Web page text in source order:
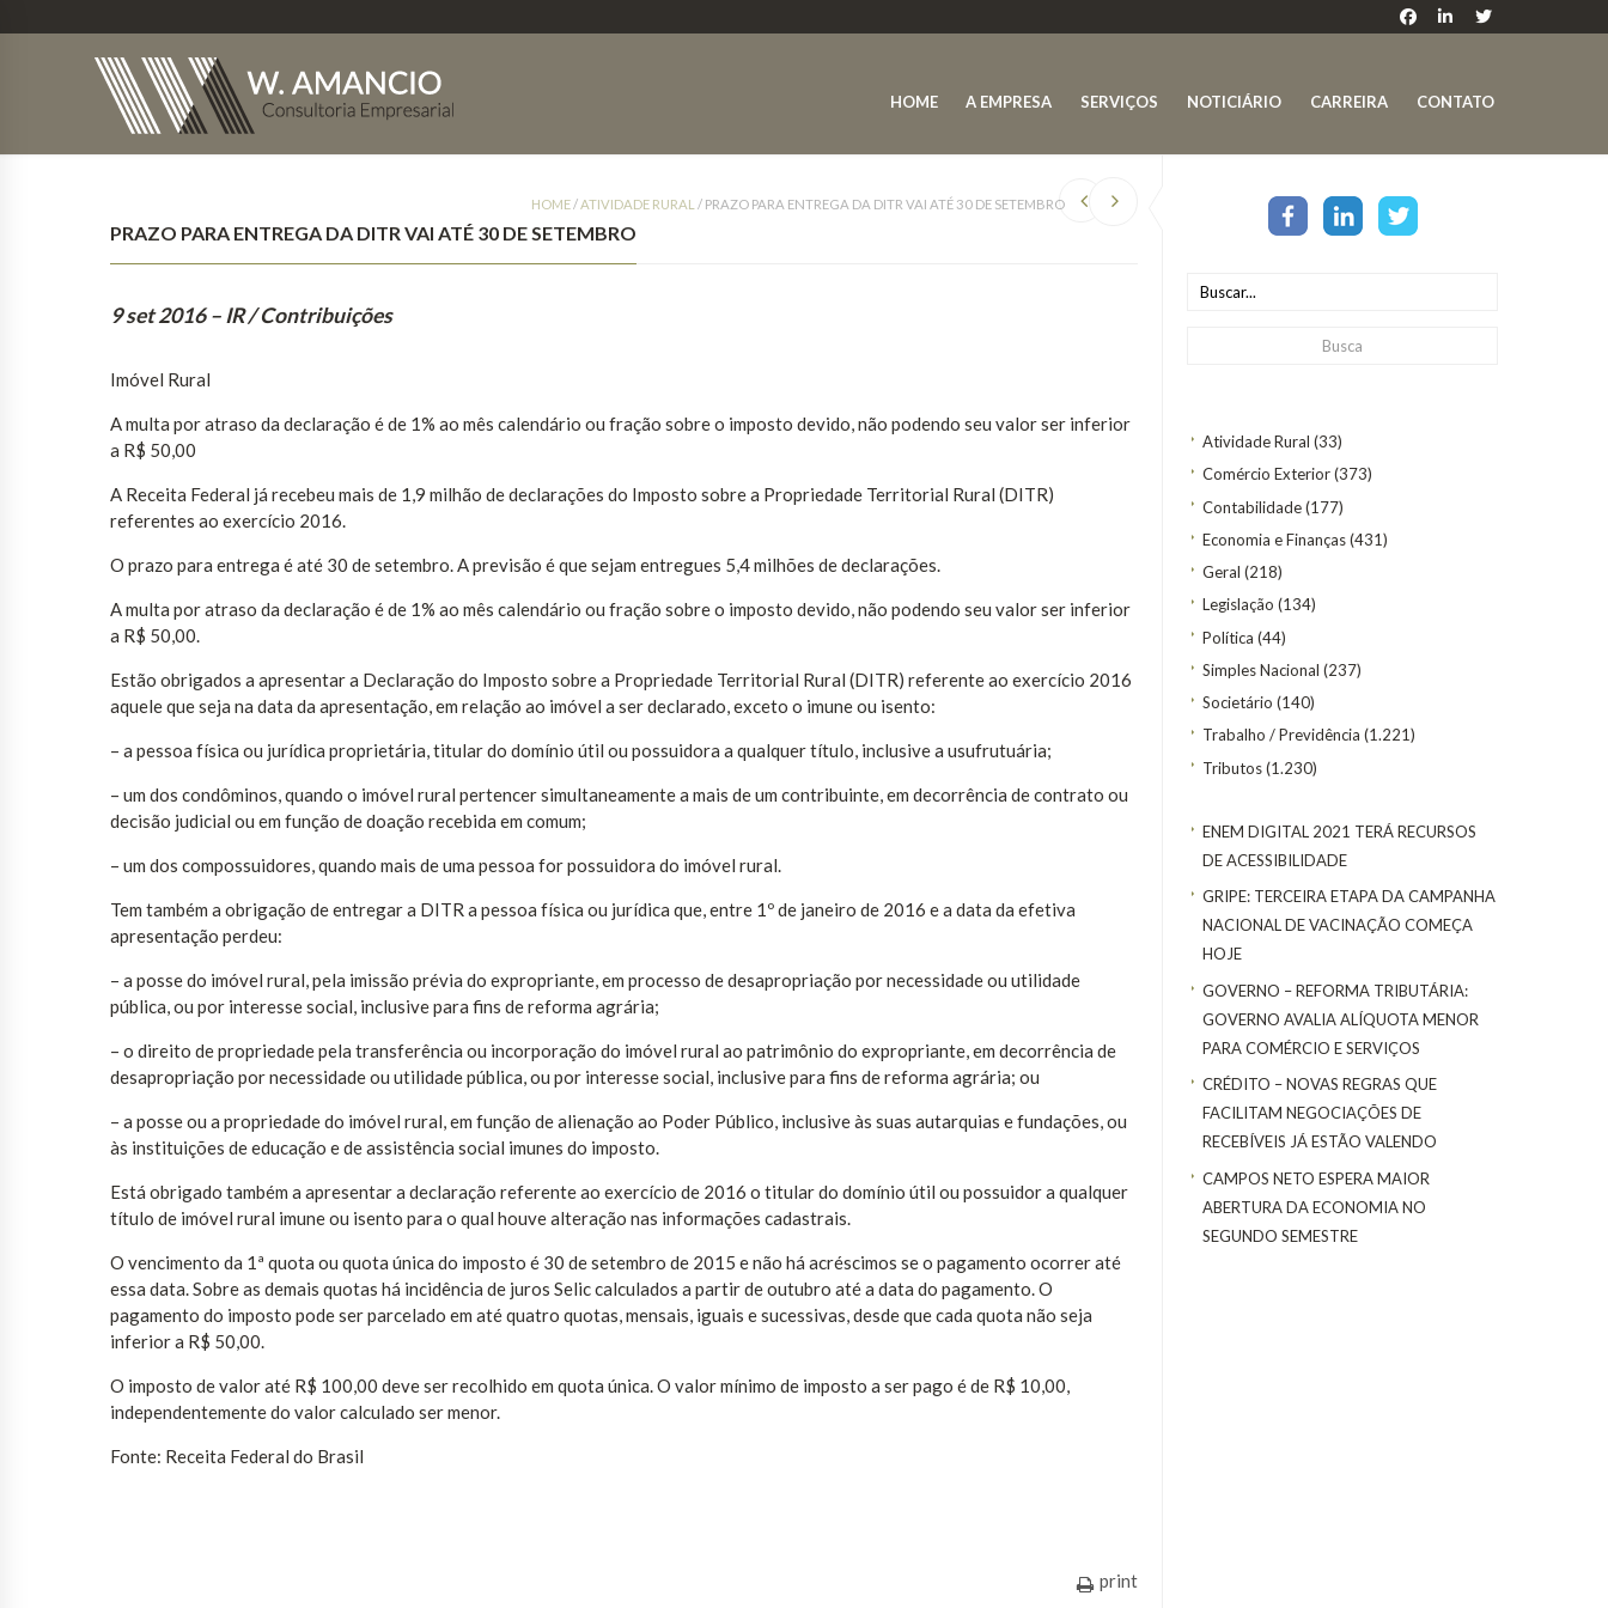
HOME A EMPRESA SERVIÇOS NOTICIÁRIO CARREIRA CONTATO
Atividade Rural (33)
Comércio Exterior(373)
Contabilidade(177)
Economia e Finanças(431)
Geral (218)
Legislação (134)
Política (44)
Simples Nacional (237)
Societário (140)
Trabalho / Previdência (1.221)
Tributos(1.230)
ENEM DIGITAL 2021 TERÁ RECURSOS
DE ACESSIBILIDADE
GRIPE: TERCEIRA ETAPA DA CAMPANHA
NACIONAL DE VACINAÇÃO COMEÇA
HOJE
GOVERNO – REFORMA TRIBUTÁRIA:
GOVERNO AVALIA ALÍQUOTA MENOR
PARA COMÉRCIO E SERVIÇOS
CRÉDITO – NOVAS REGRAS QUE
FACILITAM NEGOCIAÇÕES DE
RECEBÍVEIS JÁ ESTÃO VALENDO
CAMPOS NETO ESPERA MAIOR
ABERTURA DA ECONOMIA NO
SEGUNDO SEMESTRE
HOME/ATIVIDADE RURAL / PRAZO PARA ENTREGA DA DITR VAI ATÉ 30 DE SETEMBRO
PRAZO PARA ENTREGA DA DITR VAI ATÉ 30 DE SETEMBRO
9 set 2016 – IR / Contribuições
Imóvel Rural
A multa por atraso da declaração é de 1% ao mês calendário ou fração sobre o imposto devido, não podendo seu valor ser inferior
a R$ 50,00
A Receita Federal já recebeu mais de 1,9 milhão de declarações do Imposto sobre a Propriedade Territorial Rural (DITR)
referentes ao exercício 2016.
O prazo para entrega é até 30 de setembro. A previsão é que sejam entregues 5,4 milhões de declarações.
A multa por atraso da declaração é de 1% ao mês calendário ou fração sobre o imposto devido, não podendo seu valor ser inferior
a R$ 50,00.
Estão obrigados a apresentar a Declaração do Imposto sobre a Propriedade Territorial Rural (DITR) referente ao exercício 2016
aquele que seja na data da apresentação, em relação ao imóvel a ser declarado, exceto o imune ou isento:
– a pessoa física ou jurídica proprietária, titular do domínio útil ou possuidora a qualquer título, inclusive a usufrutuária;
– um dos condôminos, quando o imóvel rural pertencer simultaneamente a mais de um contribuinte, em decorrência de contrato ou
decisão judicial ou em função de doação recebida em comum;
– um dos compossuidores, quando mais de uma pessoa for possuidora do imóvel rural.
Tem também a obrigação de entregar a DITR a pessoa física ou jurídica que, entre 1º de janeiro de 2016 e a data da efetiva
apresentação perdeu:
– a posse do imóvel rural, pela imissão prévia do expropriante, em processo de desapropriação por necessidade ou utilidade
pública, ou por interesse social, inclusive para fins de reforma agrária;
– o direito de propriedade pela transferência ou incorporação do imóvel rural ao patrimônio do expropriante, em decorrência de
desapropriação por necessidade ou utilidade pública, ou por interesse social, inclusive para fins de reforma agrária; ou
– a posse ou a propriedade do imóvel rural, em função de alienação ao Poder Público, inclusive às suas autarquias e fundações, ou
às instituições de educação e de assistência social imunes do imposto.
Está obrigado também a apresentar a declaração referente ao exercício de 2016 o titular do domínio útil ou possuidor a qualquer
título de imóvel rural imune ou isento para o qual houve alteração nas informações cadastrais.
O vencimento da 1ª quota ou quota única do imposto é 30 de setembro de 2015 e não há acréscimos se o pagamento ocorrer até
essa data. Sobre as demais quotas há incidência de juros Selic calculados a partir de outubro até a data do pagamento. O
pagamento do imposto pode ser parcelado em até quatro quotas, mensais, iguais e sucessivas, desde que cada quota não seja
inferior a R$ 50,00.
O imposto de valor até R$ 100,00 deve ser recolhido em quota única. O valor mínimo de imposto a ser pago é de R$ 10,00,
independentemente do valor calculado ser menor.
Fonte: Receita Federal do Brasil
print